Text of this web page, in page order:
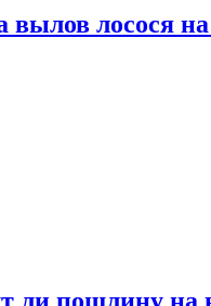
вылов лосося